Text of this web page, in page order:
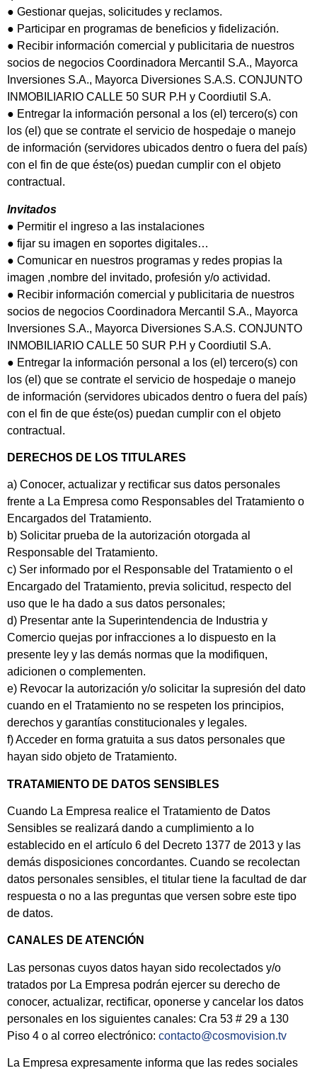
● Gestionar quejas, solicitudes y reclamos.
● Participar en programas de beneficios y fidelización.
● Recibir información comercial y publicitaria de nuestros
socios de negocios Coordinadora Mercantil S.A., Mayorca
Inversiones S.A., Mayorca Diversiones S.A.S. CONJUNTO
INMOBILIARIO CALLE 50 SUR P.H y Coordiutil S.A.
● Entregar la información personal a los (el) tercero(s) con
los (el) que se contrate el servicio de hospedaje o manejo
de información (servidores ubicados dentro o fuera del país)
con el fin de que éste(os) puedan cumplir con el objeto
contractual.
Invitados
● Permitir el ingreso a las instalaciones
● fijar su imagen en soportes digitales…
● Comunicar en nuestros programas y redes propias la
imagen ,nombre del invitado, profesión y/o actividad.
● Recibir información comercial y publicitaria de nuestros
socios de negocios Coordinadora Mercantil S.A., Mayorca
Inversiones S.A., Mayorca Diversiones S.A.S. CONJUNTO
INMOBILIARIO CALLE 50 SUR P.H y Coordiutil S.A.
● Entregar la información personal a los (el) tercero(s) con
los (el) que se contrate el servicio de hospedaje o manejo
de información (servidores ubicados dentro o fuera del país)
con el fin de que éste(os) puedan cumplir con el objeto
contractual.
DERECHOS DE LOS TITULARES
a) Conocer, actualizar y rectificar sus datos personales
frente a La Empresa como Responsables del Tratamiento o
Encargados del Tratamiento.
b) Solicitar prueba de la autorización otorgada al
Responsable del Tratamiento.
c) Ser informado por el Responsable del Tratamiento o el
Encargado del Tratamiento, previa solicitud, respecto del
uso que le ha dado a sus datos personales;
d) Presentar ante la Superintendencia de Industria y
Comercio quejas por infracciones a lo dispuesto en la
presente ley y las demás normas que la modifiquen,
adicionen o complementen.
e) Revocar la autorización y/o solicitar la supresión del dato
cuando en el Tratamiento no se respeten los principios,
derechos y garantías constitucionales y legales.
f) Acceder en forma gratuita a sus datos personales que
hayan sido objeto de Tratamiento.
TRATAMIENTO DE DATOS SENSIBLES
Cuando La Empresa realice el Tratamiento de Datos
Sensibles se realizará dando a cumplimiento a lo
establecido en el artículo 6 del Decreto 1377 de 2013 y las
demás disposiciones concordantes. Cuando se recolectan
datos personales sensibles, el titular tiene la facultad de dar
respuesta o no a las preguntas que versen sobre este tipo
de datos.
CANALES DE ATENCIÓN
Las personas cuyos datos hayan sido recolectados y/o
tratados por La Empresa podrán ejercer su derecho de
conocer, actualizar, rectificar, oponerse y cancelar los datos
personales en los siguientes canales: Cra 53 # 29 a 130
Piso 4 o al correo electrónico: contacto@cosmovision.tv
La Empresa expresamente informa que las redes sociales